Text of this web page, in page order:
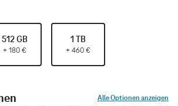
512 GB
+ 180 €
1 TB
+ 460 €
Alle Optionen anzeigen